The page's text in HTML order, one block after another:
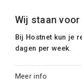
Wij staan voor
Bij Hostnet kun je
dagen per week.
Meer info